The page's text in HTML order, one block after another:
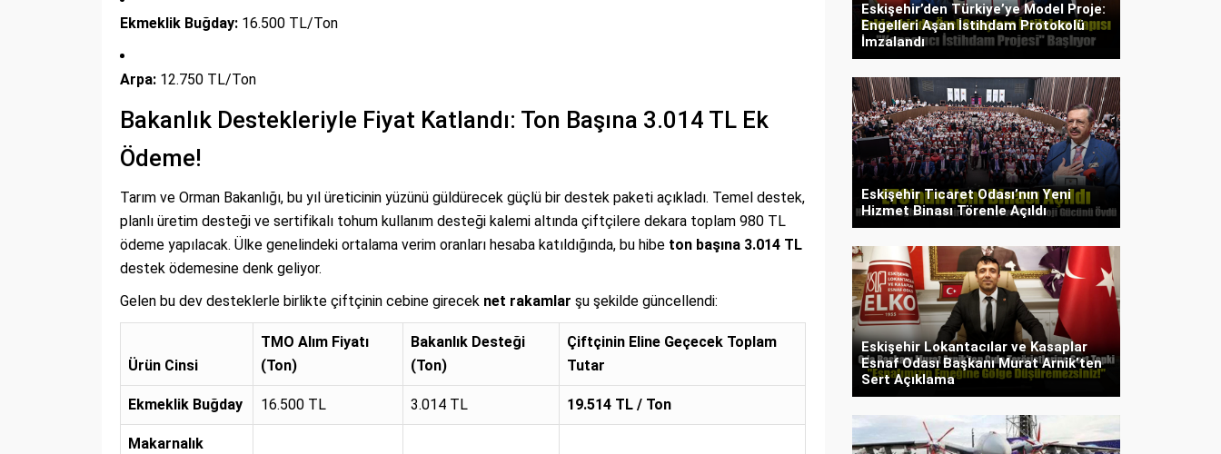
Ekmeklik Buğday: 16.500 TL/Ton
Arpa: 12.750 TL/Ton
Bakanlık Destekleriyle Fiyat Katlandı: Ton Başına 3.014 TL Ek
Ödeme!
Tarım ve Orman Bakanlığı, bu yıl üreticinin yüzünü güldürecek güçlü bir destek paketi açıkladı. Temel destek,
planlı üretim desteği ve sertifikalı tohum kullanım desteği kalemi altında çiftçilere dekara toplam 980 TL
ödeme yapılacak. Ülke genelindeki ortalama verim oranları hesaba katıldığında, bu hibe ton başına 3.014 TL
destek ödemesine denk geliyor.
Gelen bu dev desteklerle birlikte çiftçinin cebine girecek net rakamlar şu şekilde güncellendi:
Ürün Cinsi
TMO Alım Fiyatı
(Ton)
Bakanlık Desteği
(Ton)
Çiftçinin Eline Geçecek Toplam
Tutar
Ekmeklik Buğday 16.500 TL 3.014 TL 19.514 TL / Ton
Makarnalık
Eskişehir’den Türkiye’ye Model Proje:
Engelleri Aşan İstihdam Protokolü
İmzalandı
Eskişehir Ticaret Odası’nın Yeni
Hizmet Binası Törenle Açıldı
Eskişehir Lokantacılar ve Kasaplar
Esnaf Odası Başkanı Murat Arnik’ten
Sert Açıklama